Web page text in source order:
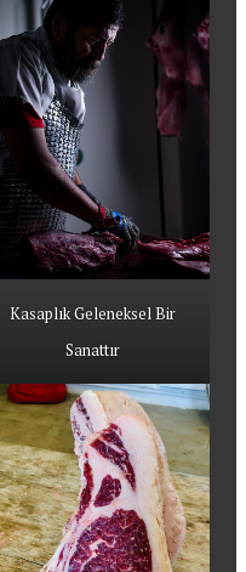
Kasaplık Geleneksel Bir
Sanattır